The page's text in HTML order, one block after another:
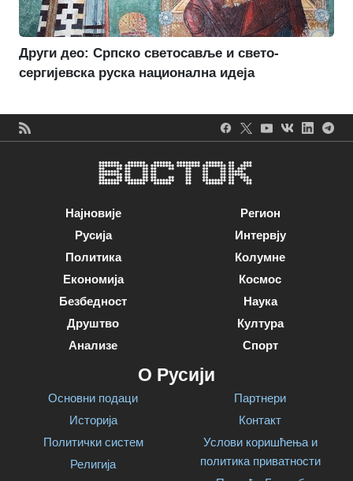
Други део: Српско светосавље и свето-
сергијевска руска национална идеја
Најновије
Русија
Политика
Економија
Безбедност
Друштво
Анализе
Регион
Интервју
Колумне
Космос
Наука
Култура
Спорт
О Русији
Основни подаци
Историја
Политички систем
Религија
Партнери
Контакт
Услови коришћења и
политика приватности